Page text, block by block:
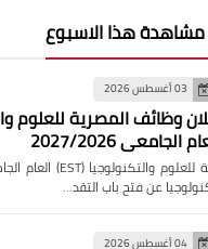
هذا الاسبوع
2026
فتح باب التقد…